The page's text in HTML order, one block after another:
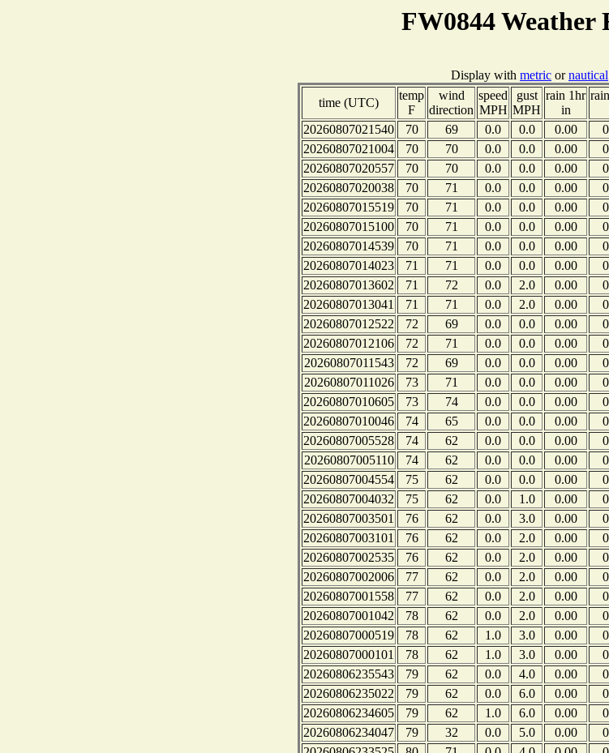
FW0844 Weather
Display with metric ornautical
time (UTC)
temp
F
wind
direction
speed
MPH
gust
MPH
rain 1hr
in
20260807021540
70 69 0.0 0.0 0.00
20260807021004
70 70 0.0 0.0 0.00
20260807020557
70 70 0.0 0.0 0.00
20260807020038
70 71 0.0 0.0 0.00
20260807015519
70 71 0.0 0.0 0.00
20260807015100
70 71 0.0 0.0 0.00
20260807014539
70 71 0.0 0.0 0.00
20260807014023
71 71 0.0 0.0 0.00
20260807013602
71 72 0.0 2.0 0.00
20260807013041
71 71 0.0 2.0 0.00
20260807012522
72 69 0.0 0.0 0.00
20260807012106
72 71 0.0 0.0 0.00
20260807011543
72 69 0.0 0.0 0.00
20260807011026
73 71 0.0 0.0 0.00
20260807010605
73 74 0.0 0.0 0.00
20260807010046
74 65 0.0 0.0 0.00
20260807005528
74 62 0.0 0.0 0.00
20260807005110
74 62 0.0 0.0 0.00
20260807004554
75 62 0.0 0.0 0.00
20260807004032
75 62 0.0 1.0 0.00
20260807003501
76 62 0.0 3.0 0.00
20260807003101
76 62 0.0 2.0 0.00
20260807002535
76 62 0.0 2.0 0.00
20260807002006
77 62 0.0 2.0 0.00
20260807001558
77 62 0.0 2.0 0.00
20260807001042
78 62 0.0 2.0 0.00
20260807000519
78 62 1.0 3.0 0.00
20260807000101
78 62 1.0 3.0 0.00
20260806235543
79 62 0.0 4.0 0.00
20260806235022
79 62 0.0 6.0 0.00
20260806234605
79 62 1.0 6.0 0.00
20260806234047
79 32 0.0 5.0 0.00